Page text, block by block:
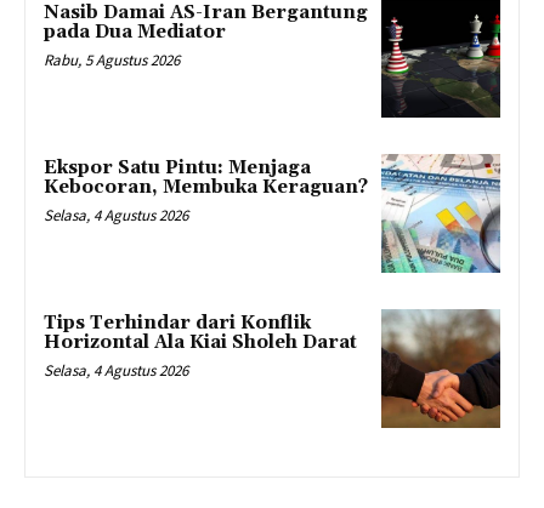
Nasib Damai AS-Iran Bergantung
pada Dua Mediator
Rabu, 5 Agustus 2026
Ekspor Satu Pintu: Menjaga
Kebocoran, Membuka Keraguan?
Selasa, 4 Agustus 2026
Tips Terhindar dari Konflik
Horizontal Ala Kiai Sholeh Darat
Selasa, 4 Agustus 2026